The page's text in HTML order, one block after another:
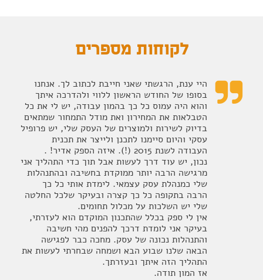
לקוחות מספרים

היי ענת, הרגשתי שאני חייבת לכתוב לך. אנחנו
בסופו של החודש הראשון ללווי ולהדרכה איתך
והוא היה עמוס כל כך בהמון עבודה, יש לי את כל
הטבלאות את המחירון ואת מודל התמחור שמתאים
בדיוק לשירות ולמוצרים של העסק שלי, יש פרופיל
עסקי והיום סיימנו לתכנן ולייצר את תכנית
העבודה לשנת 2015 (!). איזה הספק אדיר! .
נכון, יש עוד דרך לעשות אבל תוך כדי התהליך אני
מרגישה הרבה יותר ממוקדת בחשיבה ובהתנהלות
שלי כמנהלת עסק עצמאי. לימדת אותי כל כך
הרבה בתקופה כל כך קצרה ובעיקר שלכל החלטה
שלי יש השלכות על מכלול תחומים.
אין לי ספק בכלל שהתכנון המוקדם הוא לעזרתי,
בעיקר אני לומדת דרכך להפנים מהי חשיבה
והתנהלות נכונה של עסק. מחכה כבר לפגישה
הבאה שלנו שבוע הבא ושמחה שבחרתי לעשות את
התהליך הזה איתך ובעזרתך.
אז המון תודה.